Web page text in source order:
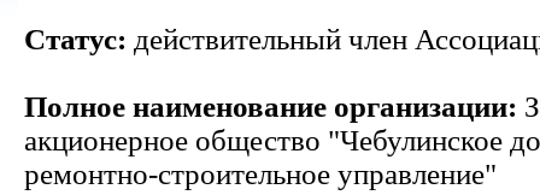
Статус: действительный член
Полное наименование организации:
акционерное общество "Чебулинское
ремонтно-строительное управление"